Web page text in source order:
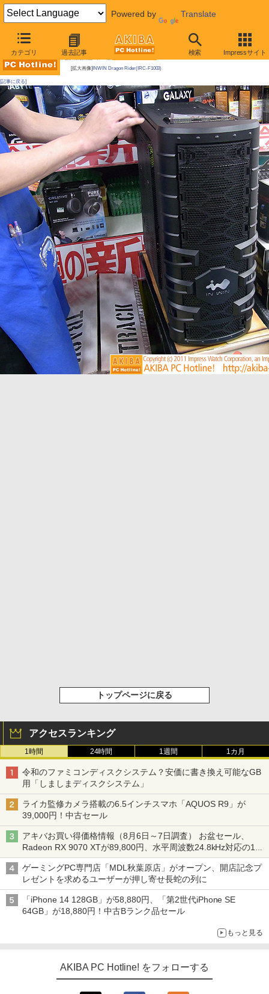
Powered by Translate
カテゴリ 過去記事 検索 Impressサイト
AKIBA PC Hotline! 2011年2月19日号
[拡大画像] INWIN Dragon Rider(IRC-F1003)
[記事に戻る]
トップページに戻る
アクセスランキング
1時間 24時間 1週間 1カ月
令和のファミコンディスクシステム？安価に書き換え可能なGB
用「しましまディスクシステム」
ライカ監修カメラ搭載の6.5インチスマホ「AQUOS R9」が
39,000円！中古セール
アキバお買い得価格情報（8月6日～7日調査） お盆セール、
Radeon RX 9070 XTが89,800円、水平周波数24.8kHz対応の17
型モニターが9,801円、暑さ指数連動セール ほか
ゲーミングPC専門店「MDL秋葉原店」がオープン、開店記念プ
レゼントを求めるユーザーが押し寄せ長蛇の列に
「iPhone 14 128GB」が58,880円、「第2世代iPhone SE
64GB」が18,880円！中古Bランク品セール
もっと見る
AKIBA PC Hotline! をフォローする